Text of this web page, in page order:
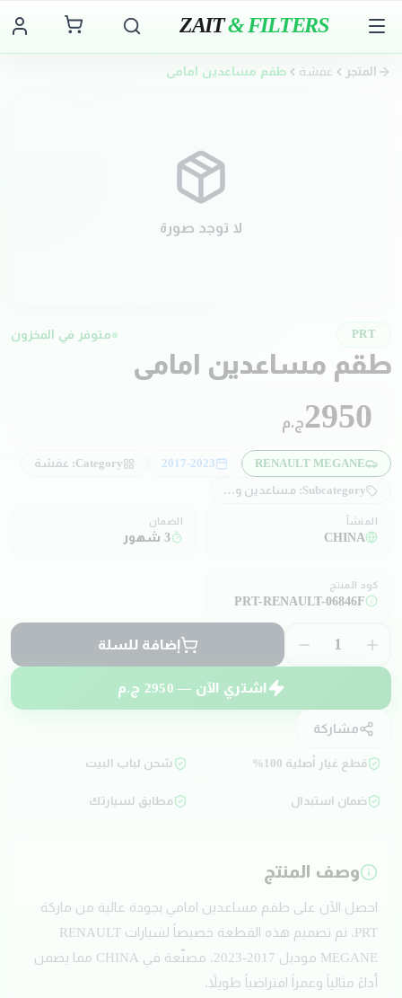
ZAIT& FILTERS
المتجر عفشة طقم مساعدين امامي
لا توجد صورة
PRT متوفر في المخزون
طقم مساعدين امامي
2950ج.م
RENAULT MEGANE
2017-2023
Category: عفشة
Subcategory: مساعدين و صدادات
المنشأ
CHINA
الضمان
3 شهور
كود المنتج
PRT-RENAULT-06846F
1 إضافة للسلة
اشتري الآن — 2950 ج.م
مشاركة
قطع غيار أصلية 100% شحن لباب البيت
ضمان استبدال مطابق لسيارتك
وصف المنتج
احصل الآن على طقم مساعدين امامي بجودة عالية من ماركة
PRT. تم تصميم هذه القطعة خصيصاً لسيارات RENAULT
MEGANE موديل 2017-2023. مصنّعة في CHINA مما يضمن
أداءً مثالياً وعمراً افتراضياً طويلاً.